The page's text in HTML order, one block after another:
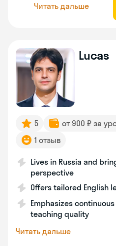
Читать дальше
Lucas
5 от 900 ₽ за
1 отзыв
Lives in Russia and
perspective
Offers tailored English
Emphasizes
teaching quality
Читать дальше